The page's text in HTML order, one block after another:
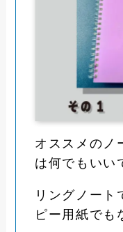
オススメのノ
は何でもいい
リングノート
ピー用紙でも